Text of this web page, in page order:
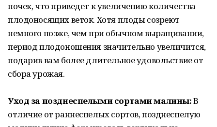
почек, что приведет к увеличению количества
плодоносящих веток. Хотя плоды созреют
немного позже, чем при обычном выращивании,
период плодоношения значительно увеличится,
подарив вам более длительное удовольствие от
сбора урожая.
Уход за позднеспелыми сортами малины:В
отличие от раннеспелых сортов, позднеспелую